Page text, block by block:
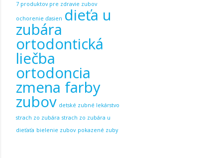
7 produktov pre zdravie zubov
ochorenie ďasien dieťa u
zubára
ortodontická
liečba
ortodoncia
zmena farby
zubov detské zubné lekárstvo
strach zo zubára strach zo zubára u
dieťaťa bielenie zubov pokazené zuby